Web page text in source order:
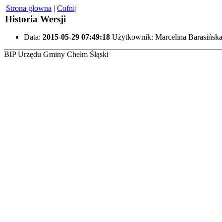
Strona głowna | Cofnij
Historia Wersji
Data: 2015-05-29 07:49:18 Użytkownik: Marcelina Barasińska
BIP Urzędu Gminy Chełm Śląski